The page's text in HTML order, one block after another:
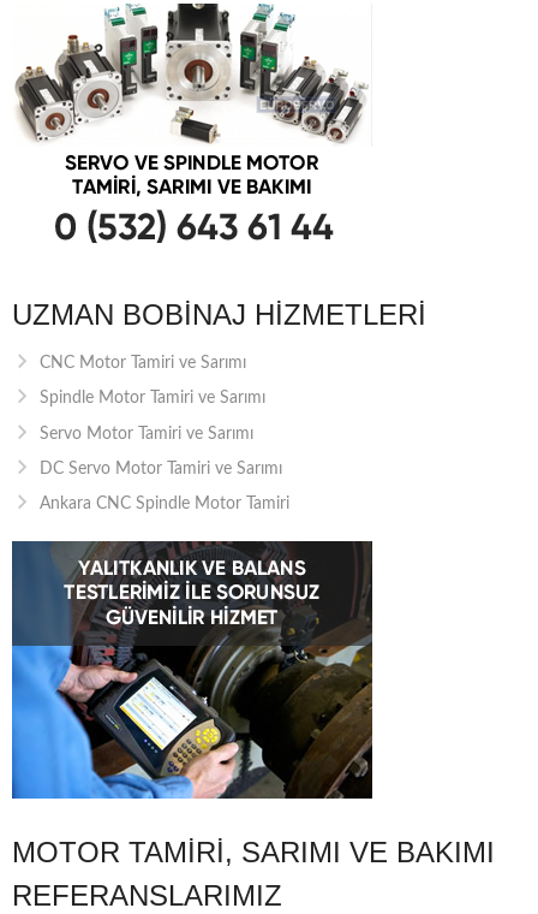
UZMAN BOBINAJ HIZMETLERI
CNC Motor Tamiri ve Sarımı
Spindle Motor Tamiri ve Sarımı
Servo Motor Tamiri ve Sarımı
DC Servo Motor Tamiri ve Sarımı
Ankara CNC Spindle Motor Tamiri
MOTOR TAMIRI, SARIMI VE BAKIMI
REFERANSLARIMIZ